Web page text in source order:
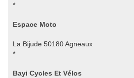
*
Espace Moto
La Bijude 50180 Agneaux
*
Bayi Cycles Et Vélos